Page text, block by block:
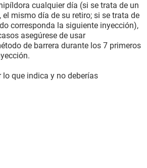
cualquier día (si se trata de un
el mismo día de su retiro; si se trata de
corresponda la siguiente inyección),
asegúrese de usar
de barrera durante los 7 primeros
que indica y no deberías